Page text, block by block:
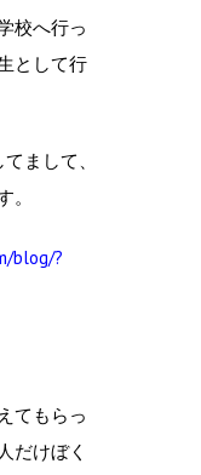
校へ行っ
として行
まして、
。
blog/?
てもらっ
だけぼく